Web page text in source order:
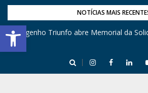
Barra de Ferramentas Aberta
NOTÍCIAS MAIS
Engenho Triunfo abre Memorial da